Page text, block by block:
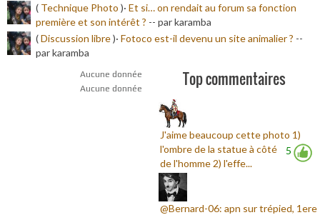
( Technique Photo )· Et si… on rendait au forum sa fonction
première et son intérêt ? -- par karamba
(Discussion libre)· Fotoco est-il devenu un site animalier ? --
par karamba
Aucune donnée
Aucune donnée
Top commentaires
5
J'aime beaucoup cette photo 1)
l'ombre de la statue à côté
de l'homme 2) l'effe...
@Bernard-06: apn sur trépied, 1ere